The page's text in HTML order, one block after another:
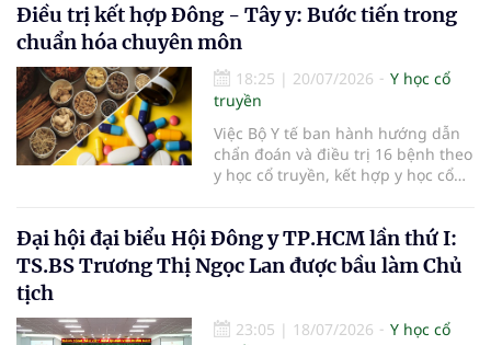
Điều trị kết hợp Đông - Tây y: Bước tiến trong
chuẩn hóa chuyên môn
18:25 | 20/07/2026
Y học cổ
truyền
Việc Bộ Y tế ban hành hướng dẫn
chẩn đoán và điều trị 16 bệnh theo
y học cổ truyền, kết hợp y học cổ
nhất cho các cơ sở khám, chữa
bệnh. Giá trị của tài liệu không chỉ
nằm ở việc mở rộng danh mục
đúng chỉ định, kiểm soát an toàn
và phát huy hợp lý thế mạnh của
Đại hội đại biểu Hội Đông y TP.HCM lần thứ I:
TS.BS Trương Thị Ngọc Lan được bầu làm Chủ
tịch
23:05 | 18/07/2026
Y học cổ